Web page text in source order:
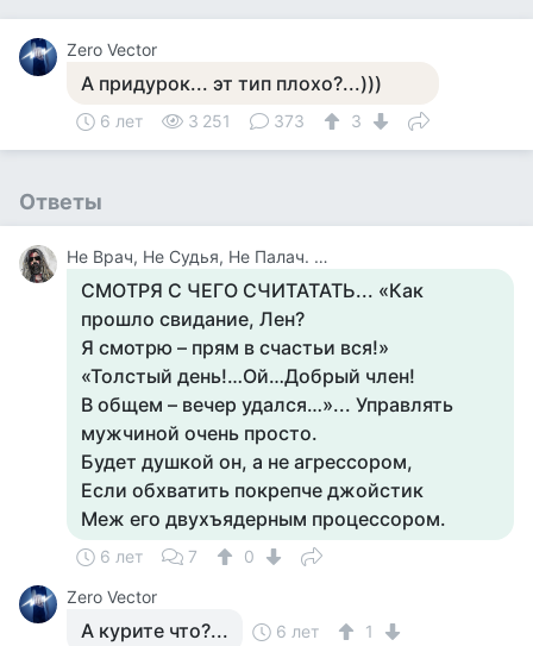
Zero Vector
А придурок... эт тип плохо?...)))
6 лет 3 251 373 3
Ответы
Не Врач, Не Судья, Не Палач. Веселюсь И Дурачусь
СМОТРЯ С ЧЕГО СЧИТАТАТЬ... «Как
прошло свидание, Лен?
Я смотрю – прям в счастьи вся!»
«Толстый день!…Ой…Добрый член!
В общем – вечер удался…»... Управлять
мужчиной очень просто.
Будет душкой он, а не агрессором,
Если обхватить покрепче джойстик
Меж его двухъядерным процессором.
6 лет 7
0
Zero Vector
А курите что?... 6 лет 1